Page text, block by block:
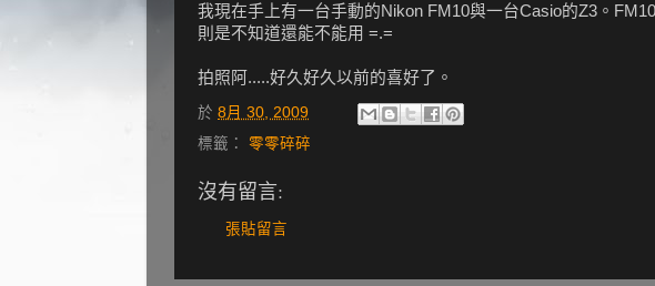
我現在手上有一台手動的Nikon FM10與一台Casio的Z3。
則是不知道還能不能用 =.=
拍照阿.....好久好久以前的喜好了。
於 8月 30, 2009
標籤： 零零碎碎
沒有留言:
張貼留言